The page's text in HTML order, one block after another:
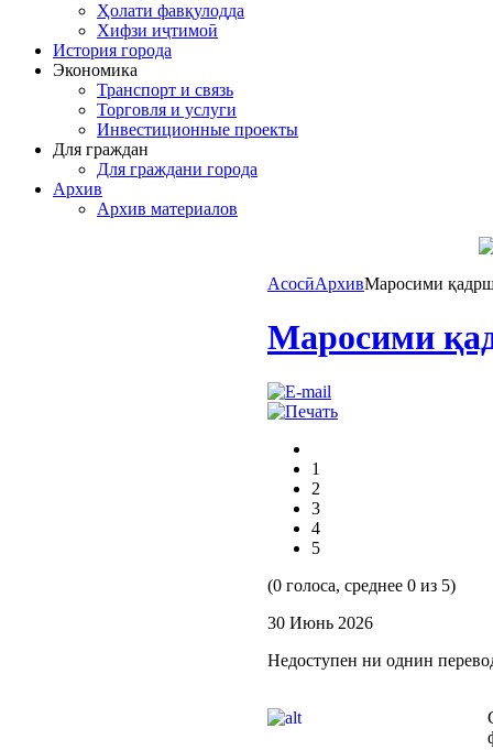
Ҳолати фавқулодда
Хифзи иҷтимоӣ
История города
Экономика
Транспорт и связь
Торговля и услуги
Инвестиционные проекты
Для граждан
Для граждани города
Архив
Архив материалов
АсосӣАрхивМаросими
Маросими
1
2
3
4
5
(0 голоса, среднее 0 из 5)
30 Июнь 2026
Недоступен ни однин